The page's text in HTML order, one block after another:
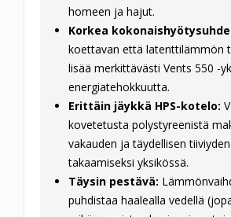
homeen ja hajut.
Korkea
koettavan että latenttilämmön
lisää merkittävästi Vents 550 -
energiatehokkuutta.
Erittäin jäykkä HPS-kotelo:
kovetetusta polystyreenistä
vakauden ja täydellisen tiiviyden
takaamiseksi yksikössä.
Täysin pestävä:
puhdistaa haalealla vedellä